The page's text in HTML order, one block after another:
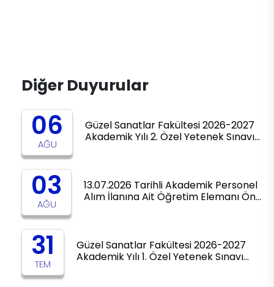
Diğer Duyurular
06
AĞU
Güzel Sanatlar Fakültesi 2026-2027
Akademik Yılı 2. Özel Yetenek Sınavı…
03
AĞU
13.07.2026 Tarihli Akademik Personel
Alım İlanına Ait Öğretim Elemanı Ön…
31
TEM
Güzel Sanatlar Fakültesi 2026-2027
Akademik Yılı 1. Özel Yetenek Sınavı…